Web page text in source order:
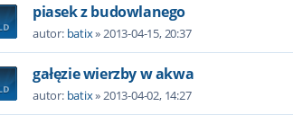
piasek z budowlanego
autor: batix» 2013-04-15, 20:37
gałęzie wierzby w akwa
autor: batix» 2013-04-02, 14:27